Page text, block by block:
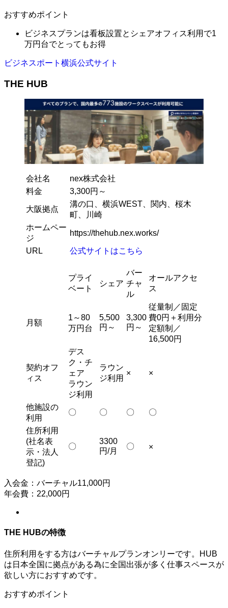
おすすめポイント
ビジネスプランは看板設置とシェアオフィス利用で1
万円台でとってもお得
ビジネスポート横浜公式サイト
THE HUB
会社名
nex株式会社
料金
3,300円～
大阪拠点
溝の口、横浜WEST、関内、桜木
町、川崎
ホームペー
ジ
https://thehub.nex.works/
URL 公式サイトはこちら
プライ
ベート
シェア
バー
チャ
ル
オールアクセ
ス
月額
1～80
万円台
5,500
円～
3,300
円～
従量制／固定
費0円＋利用分
定額制／
16,500円
契約オフ
ィス
デス
ク・チ
ェア
ラウン
ジ利用
ラウン
ジ利用
× ×
他施設の
利用
〇 〇 〇 〇
住所利用
(社名表
示・法人
登記)
〇
3300
円/月
〇 ×
入会金：バーチャル11,000円
年会費：22,000円
THE HUBの特徴
住所利用をする方はバーチャルプランオンリーです。HUB
は日本全国に拠点がある為に全国出張が多く仕事スペースが
欲しい方におすすめです。
おすすめポイント